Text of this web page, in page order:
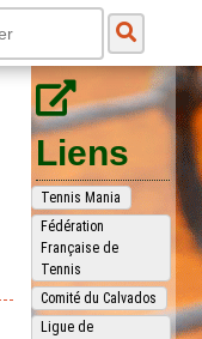
Liens
Tennis Mania
Fédération
Française de
Tennis
Comité du Calvados
Ligue de